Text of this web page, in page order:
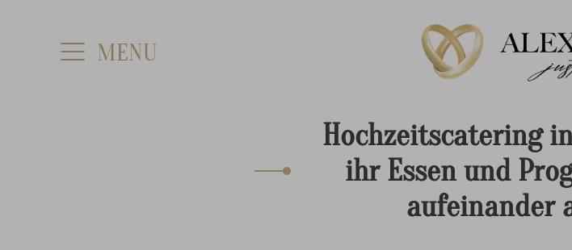
Hochzeitscatering
ihr Essen und
aufeinander